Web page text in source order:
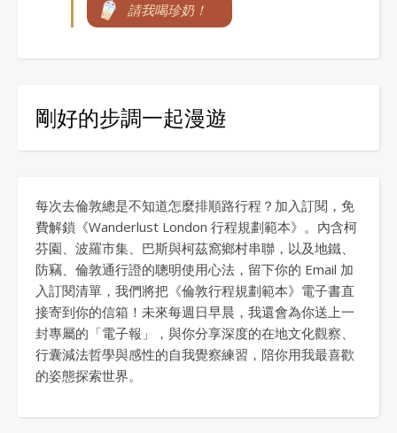
請我喝珍奶！
剛好的步調一起漫遊
每次去倫敦總是不知道怎麼排順路行程？加入訂閱，免
費解鎖《Wanderlust London 行程規劃範本》。內含柯
芬園、波羅市集、巴斯與柯茲窩鄉村串聯，以及地鐵、
防竊、倫敦通行證的聰明使用心法，留下你的 Email 加
入訂閱清單，我們將把《倫敦行程規劃範本》電子書直
接寄到你的信箱！未來每週日早晨，我還會為你送上一
封專屬的「電子報」，與你分享深度的在地文化觀察、
行囊減法哲學與感性的自我覺察練習，陪你用我最喜歡
的姿態探索世界。